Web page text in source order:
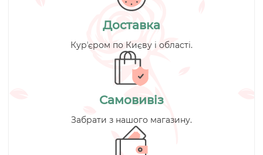
Доставка
Курʼєром по Києву і області.
Самовивіз
Забрати з нашого магазину.